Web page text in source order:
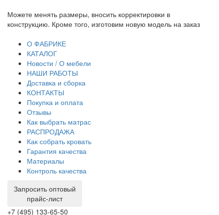
Можете менять размеры, вносить корректировки в
конструкцию. Кроме того, изготовим новую модель на заказ
О ФАБРИКЕ
КАТАЛОГ
Новости / О мебели
НАШИ РАБОТЫ
Доставка и сборка
КОНТАКТЫ
Покупка и оплата
Отзывы
Как выбрать матрас
РАСПРОДАЖА
Как собрать кровать
Гарантия качества
Материалы
Контроль качества
Запросить оптовый
прайс-лист
+7 (495) 133-65-50